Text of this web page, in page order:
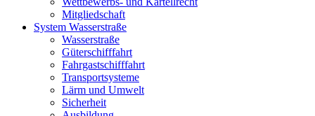
Mitgliedschaft
System Wasserstraße
Wasserstraße
Güterschifffahrt
Fahrgastschifffahrt
Transportsysteme
Lärm und Umwelt
Sicherheit